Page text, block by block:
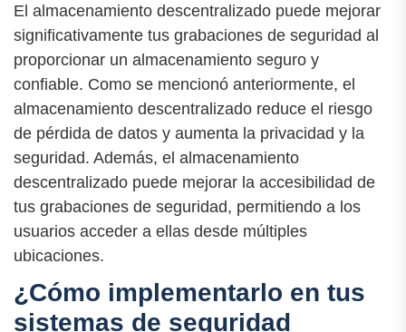
El almacenamiento descentralizado puede mejorar
significativamente tus grabaciones de seguridad al
proporcionar un almacenamiento seguro y
confiable. Como se mencionó anteriormente, el
almacenamiento descentralizado reduce el riesgo
de pérdida de datos y aumenta la privacidad y la
seguridad. Además, el almacenamiento
descentralizado puede mejorar la accesibilidad de
tus grabaciones de seguridad, permitiendo a los
usuarios acceder a ellas desde múltiples
ubicaciones.
¿Cómo implementarlo en tus
sistemas de seguridad